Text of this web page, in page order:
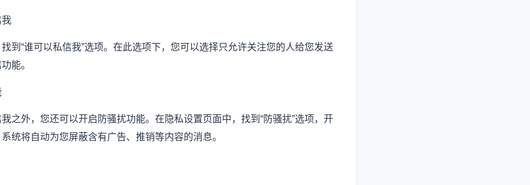
我
到“谁可以私信我”选项。在此选项下，您可以选择只允许关注您的人给您发送
能。
之外，您还可以开启防骚扰功能。在隐私设置页面中，找到“防骚扰”选项，开
统将自动为您屏蔽含有广告、推销等内容的消息。